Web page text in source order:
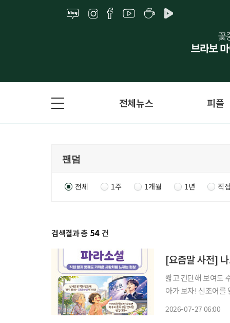
전체뉴스 피플
전체 1주 1개월 1년 직
검색결과 총 54 건
[요즘말 사전]
짧고 간단해 보여도
아가 보자! 신조어를
2026-07-27 06:00